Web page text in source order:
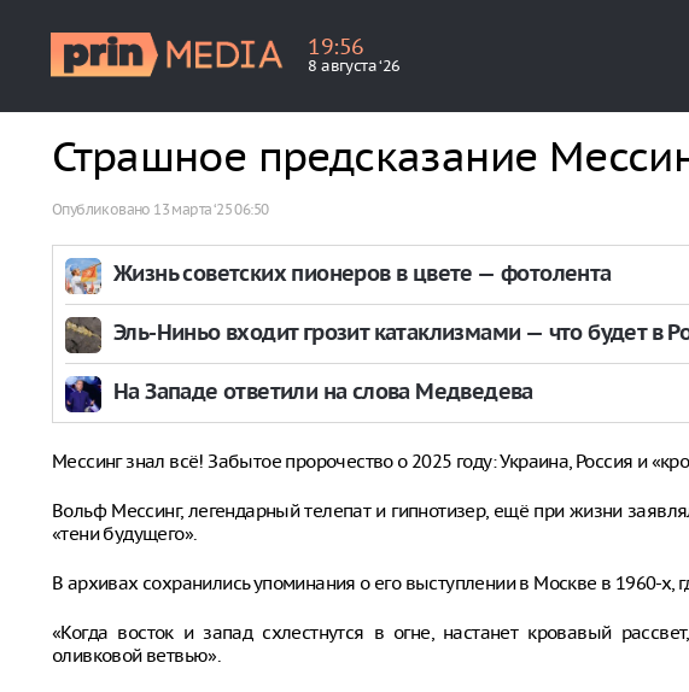
19:56
8 августа ‘26
Страшное предсказание
Опубликовано 13 марта ‘25 06:50
Жизнь советских пионеров в цвете — фотолента
Эль-Ниньо входит грозит катаклизмами — что будет в
На Западе ответили на слова Медведева
Мессинг знал всё! Забытое пророчество о 2025 году: Украина, Россия и
Вольф Мессинг, легендарный телепат и гипнотизер, ещё при жизни
«тени будущего».
В архивах сохранились упоминания о его выступлении в Москве в 1960-х,
«Когда восток и запад схлестнутся в огне, настанет кровавый
оливковой ветвью».